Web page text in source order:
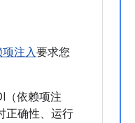
注入要求您
（依赖项注
正确性、运行